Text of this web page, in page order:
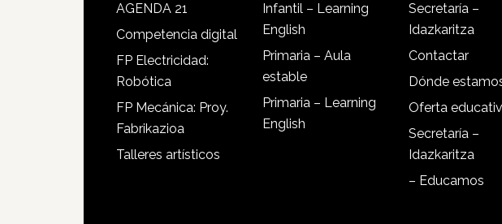
AGENDA 21
Competencia digital
FP Electricidad:
Robótica
FP Mecánica: Proy.
Fabrikazioa
Talleres artísticos
Infantil – Learning
English
Primaria – Aula
estable
Primaria – Learning
English
Secretaría –
Idazkaritza
Contactar
Dónde
Oferta
Secretaría –
Idazkaritza
– Educamos